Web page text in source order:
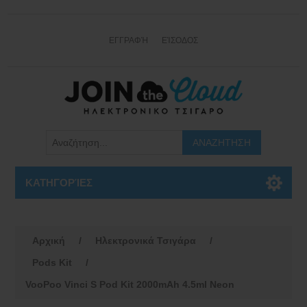
ΕΓΓΡΑΦΉ ΕΊΣΟΔΟΣ
ΚΑΤΗΓΟΡΊΕΣ
Αρχική / Ηλεκτρονικά Τσιγάρα
/
Pods Kit
/
VooPoo Vinci S Pod Kit 2000mAh 4.5ml Neon